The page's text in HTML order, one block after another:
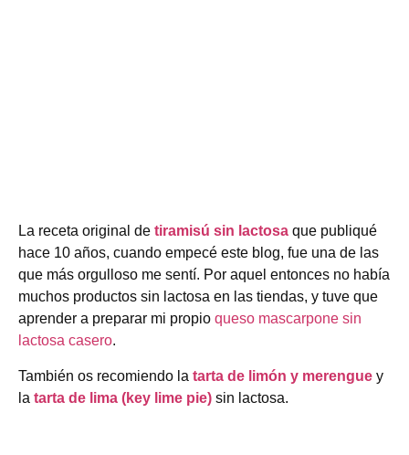
La receta original de tiramisú sin lactosa que publiqué
hace 10 años, cuando empecé este blog, fue una de las
que más orgulloso me sentí. Por aquel entonces no había
muchos productos sin lactosa en las tiendas, y tuve que
aprender a preparar mi propio queso mascarpone sin
lactosa casero.
También os recomiendo la tarta de limón y merengue y
la tarta de lima (key lime pie) sin lactosa.